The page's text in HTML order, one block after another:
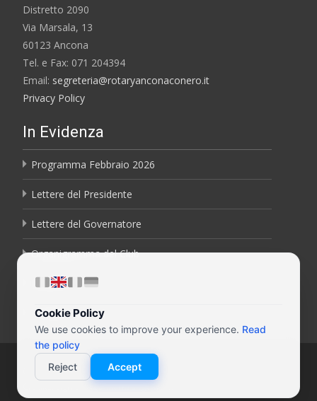
Distretto 2090
Via Marsala, 13
60123 Ancona
Tel. e Fax: 071 204394
Email: segreteria@rotaryanconaconero.it
Privacy Policy
In Evidenza
Programma Febbraio 2026
Lettere del Presidente
Lettere del Governatore
Organigramma del Club
Bollettini
Contatti
© 2026 Rotary Club Ancona Conero CF: 80023160429
Sigmar Web Marketing Ancona
Cookie Policy
We use cookies to improve your experience. Read
the policy
Reject
Accept